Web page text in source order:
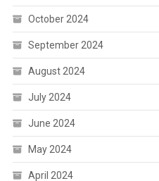
October 2024
September 2024
August 2024
July 2024
June 2024
May 2024
April 2024